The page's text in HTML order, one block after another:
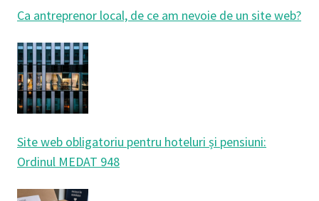
Ca antreprenor local, de ce am nevoie de un site web?
Site web obligatoriu pentru hoteluri și pensiuni:
Ordinul MEDAT 948